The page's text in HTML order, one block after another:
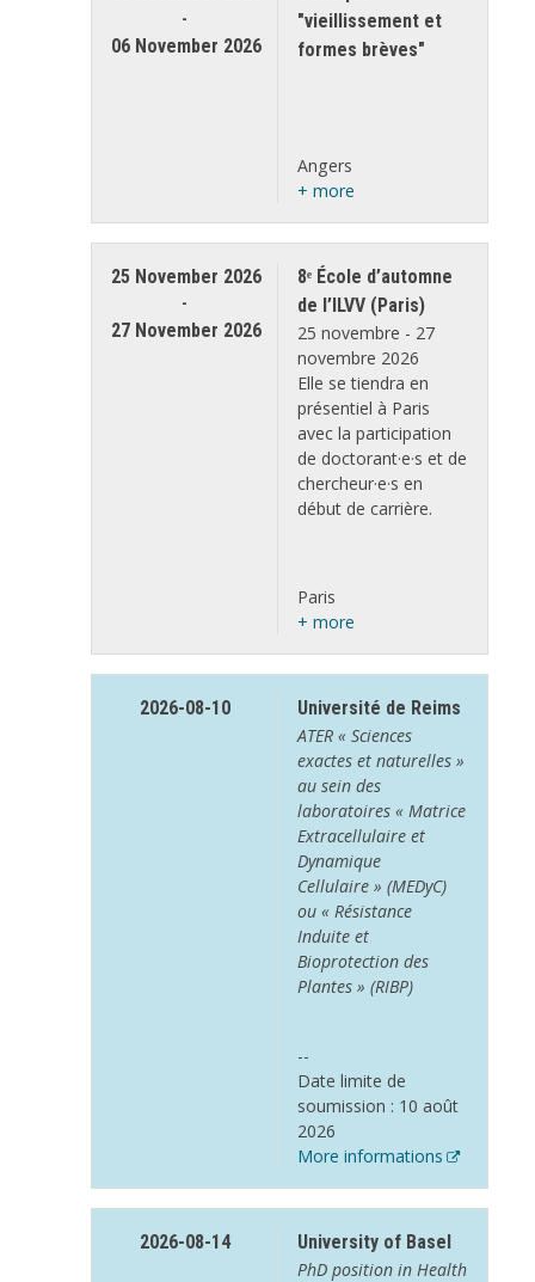
-
06 November 2026
"vieillissement et
formes brèves"
Angers
+ more
25 November 2026
-
27 November 2026
8ᵉ École d’automne
de l’ILVV (Paris)
25 novembre - 27
novembre 2026
Elle se tiendra en
présentiel à Paris
avec la participation
de doctorant·e·s et de
chercheur·e·s en
début de carrière.
Paris
+ more
2026-08-10
Université de Reims
ATER « Sciences
exactes et naturelles »
au sein des
laboratoires « Matrice
Extracellulaire et
Dynamique
Cellulaire » (MEDyC)
ou « Résistance
Induite et
Bioprotection des
Plantes » (RIBP)
--
Date limite de
soumission : 10 août
2026
More informations
2026-08-14
University of Basel
PhD position in Health